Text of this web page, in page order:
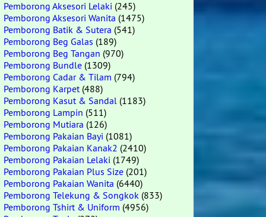
Pemborong Aksesori Lelaki (245)
Pemborong Aksesori Wanita (1475)
Pemborong Batik & Sutera (541)
Pemborong Beg Galas (189)
Pemborong Beg Tangan (970)
Pemborong Bundle (1309)
Pemborong Cadar & Tilam (794)
Pemborong Karpet(488)
Pemborong Kasut & Sandal (1183)
Pemborong Lampin (511)
Pemborong Mutiara (126)
Pemborong Pakaian Bayi (1081)
Pemborong Pakaian Kanak2 (2410)
Pemborong Pakaian Lelaki (1749)
Pemborong Pakaian Plus Size (201)
Pemborong Pakaian Wanita (6440)
Pemborong Telekung & Songkok (833)
Pemborong Tshirt & Uniform (4956)